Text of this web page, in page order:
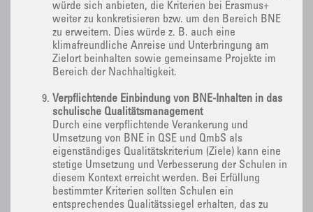
würde sich anbieten, die Kriterien bei Erasmus+
weiter zu konkretisieren bzw. um den Bereich BNE
zu erweitern. Dies würde z. B. auch eine
klimafreundliche Anreise und Unterbringung am
Zielort beinhalten sowie gemeinsame Projekte im
Bereich der Nachhaltigkeit.
Verpflichtende Einbindung von BNE-Inhalten in das
schulische Qualitätsmanagement
Durch eine verpflichtende Verankerung und
Umsetzung von BNE in QSE und QmbS als
eigenständiges Qualitätskriterium (Ziele) kann eine
stetige Umsetzung und Verbesserung der Schulen in
diesem Kontext erreicht werden. Bei Erfüllung
bestimmter Kriterien sollten Schulen ein
entsprechendes Qualitätssiegel erhalten, das zu